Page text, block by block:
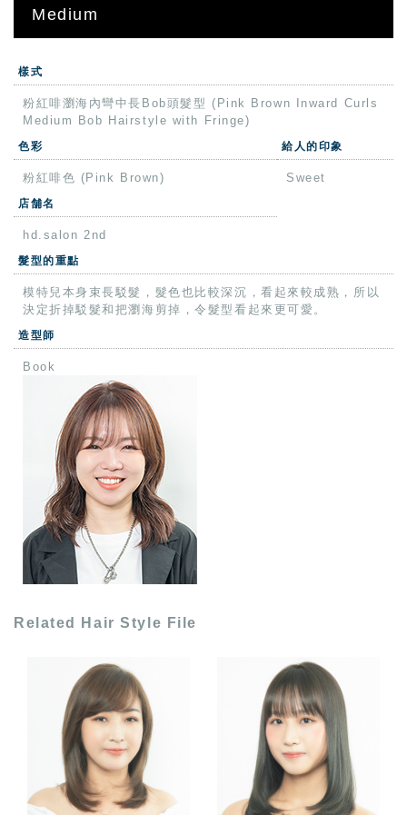
Medium
樣式
粉紅啡瀏海內彎中長Bob頭髮型 (Pink Brown Inward Curls
Medium Bob Hairstyle with Fringe)
色彩 給人的印象
粉紅啡色 (Pink Brown) Sweet
店舗名
hd.salon 2nd
髮型的重點
模特兒本身束長駁髮，髮色也比較深沉，看起來較成熟，所以
決定折掉駁髮和把瀏海剪掉，令髮型看起來更可愛。
造型師
Book
Related Hair Style File